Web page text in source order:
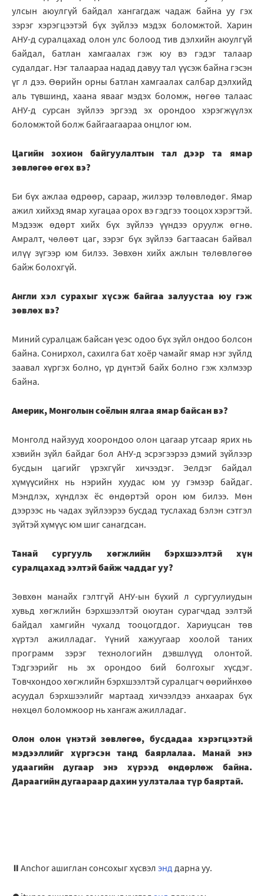
улсын аюулгүй байдал хангагдаж чадаж байна уу гэх
зэрэг хэрэгцээтэй бүх зүйлээ мэдэх боломжтой. Харин
АНУ-д суралцахад олон улс болоод тив дэлхийн аюулгүй
байдал, батлан хамгаалах гэж юу вэ гэдэг талаар
судалдаг. Нэг талаараа надад давуу тал үүсэж байна гэсэн
үг л дээ. Өөрийн орны батлан хамгаалах салбар дэлхийд
аль түвшинд, хаана явааг мэдэх боломж, нөгөө талаас
АНУ-д сурсан зүйлээ эргээд эх орондоо хэрэгжүүлэх
боломжтой болж байгаагаараа онцлог юм.
Цагийн зохион байгуулалтын тал дээр та ямар
зөвлөгөө өгөх вэ?
Би бүх ажлаа өдрөөр, сараар, жилээр төлөвлөдөг. Ямар
ажил хийхэд ямар хугацаа орох вэ гэдгээ тооцох хэрэгтэй.
Мэдээж өдөрт хийх бүх зүйлээ үүндээ оруулж өгнө.
Амралт, чөлөөт цаг, зэрэг бүх зүйлээ багтаасан байвал
илүү зүгээр юм билээ. Зөвхөн хийх ажлын төлөвлөгөө
байж болохгүй.
Англи хэл сурахыг хүсэж байгаа залуустаа юу гэж
зөвлөх вэ?
Миний суралцаж байсан үеэс одоо бүх зүйл ондоо болсон
байна. Сонирхол, сахилга бат хоёр чамайг ямар нэг зүйлд
заавал хүргэх болно, үр дүнтэй байх болно гэж хэлмээр
байна.
Америк, Монголын соёлын ялгаа ямар байсан вэ?
Монголд найзууд хоорондоо олон цагаар утсаар ярих нь
хэвийн зүйл байдаг бол АНУ-д эсрэгээрээ дэмий зүйлээр
бусдын цагийг үрэхгүйг хичээдэг. Эелдэг байдал
хүмүүсийнх нь нэрийн хуудас юм уу гэмээр байдаг.
Мэндлэх, хүндлэх ёс өндөртэй орон юм билээ. Мөн
дээрээс нь чадах зүйлээрээ бусдад туслахад бэлэн сэтгэл
зүйтэй хүмүүс юм шиг санагдсан.
Танай сургууль хөгжлийн бэрхшээлтэй хүн
суралцахад ээлтэй байж чаддаг уу?
Зөвхөн манайх гэлтгүй АНУ-ын бүхий л сургуулиудын
хувьд хөгжлийн бэрхшээлтэй оюутан сурагчдад ээлтэй
байдал хамгийн чухалд тооцогддог. Хариуцсан төв
хүртэл ажилладаг. Үүний хажуугаар хоолой таних
программ зэрэг технологийн дэвшлүүд олонтой.
Тэдгээрийг нь эх орондоо бий болгохыг хүсдэг.
Товчхондоо хөгжлийн бэрхшээлтэй суралцагч өөрийнхөө
асуудал бэрхшээлийг мартаад хичээлдээ анхаарах бүх
нөхцөл боломжоор нь хангаж ажилладаг.
Олон олон үнэтэй зөвлөгөө, бусдадаа хэрэгцээтэй
мэдээллийг хүргэсэн танд баярлалаа. Манай энэ
удаагийн дугаар энэ хүрээд өндөрлөж байна.
Дараагийн дугаараар дахин уулзталаа түр баяртай.
⏸Anchor ашиглан сонсохыг хүсвэл энддарна уу.